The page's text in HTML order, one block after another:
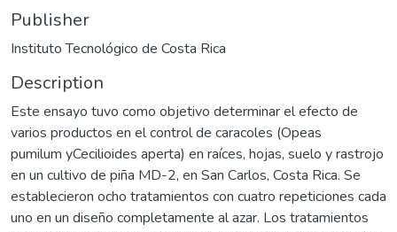
Publisher
Instituto Tecnológico de Costa Rica
Description
Este ensayo tuvo como objetivo determinar el efecto de
varios productos en el control de caracoles (Opeas
pumilum yCecilioides aperta) en raíces, hojas, suelo y rastrojo
en un cultivo de piña MD-2, en San Carlos, Costa Rica. Se
establecieron ocho tratamientos con cuatro repeticiones cada
uno en un diseño completamente al azar. Los tratamientos